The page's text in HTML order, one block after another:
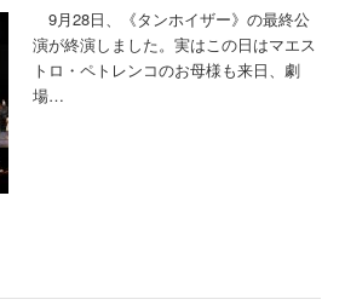
9月28日、《タンホイザー》の最終公
演が終演しました。実はこの日はマエス
トロ・ペトレンコのお母様も来日、劇
場…